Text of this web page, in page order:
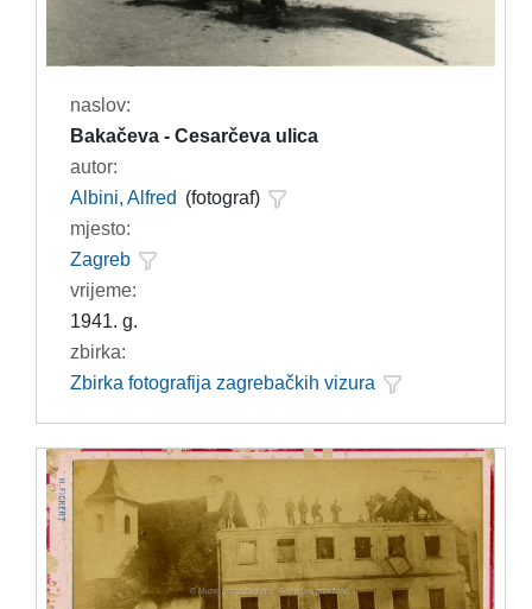
naslov:
Bakačeva - Cesarčeva ulica
autor:
Albini, Alfred (fotograf)
mjesto:
Zagreb
vrijeme:
1941. g.
zbirka:
Zbirka fotografija zagrebačkih vizura